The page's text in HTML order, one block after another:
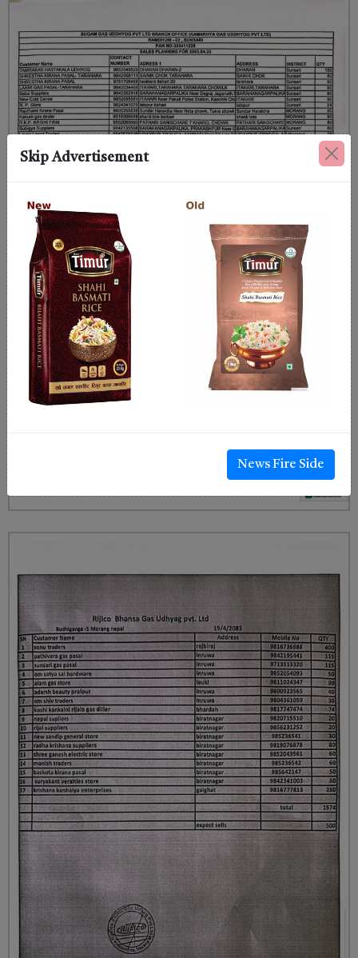
Skip Advertisement
News Fire Side